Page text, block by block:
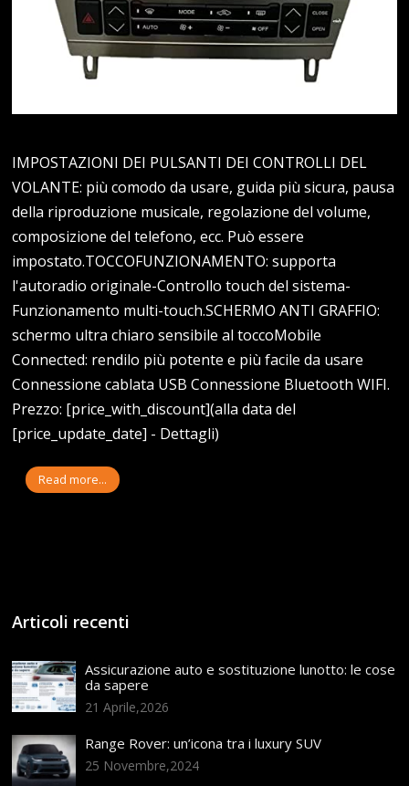
IMPOSTAZIONI DEI PULSANTI DEI CONTROLLI DEL
VOLANTE: più comodo da usare, guida più sicura, pausa
della riproduzione musicale, regolazione del volume,
composizione del telefono, ecc. Può essere
impostato.TOCCOFUNZIONAMENTO: supporta
l'autoradio originale-Controllo touch del sistema-
Funzionamento multi-touch.SCHERMO ANTI GRAFFIO:
schermo ultra chiaro sensibile al toccoMobile
Connected: rendilo più potente e più facile da usare
Connessione cablata USB Connessione Bluetooth WIFI.
Prezzo: [price_with_discount](alla data del
[price_update_date] - Dettagli)
Read more...
Articoli recenti
Assicurazione auto e sostituzione lunotto: le cose
da sapere
21 Aprile,2026
Range Rover: un’icona tra i luxury SUV
25 Novembre,2024